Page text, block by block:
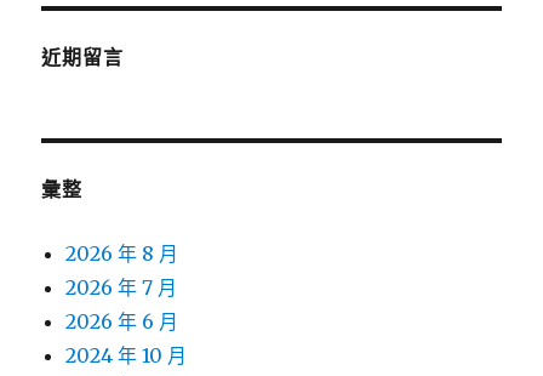
近期留言
彙整
2026 年 8 月
2026 年 7 月
2026 年 6 月
2024 年 10 月